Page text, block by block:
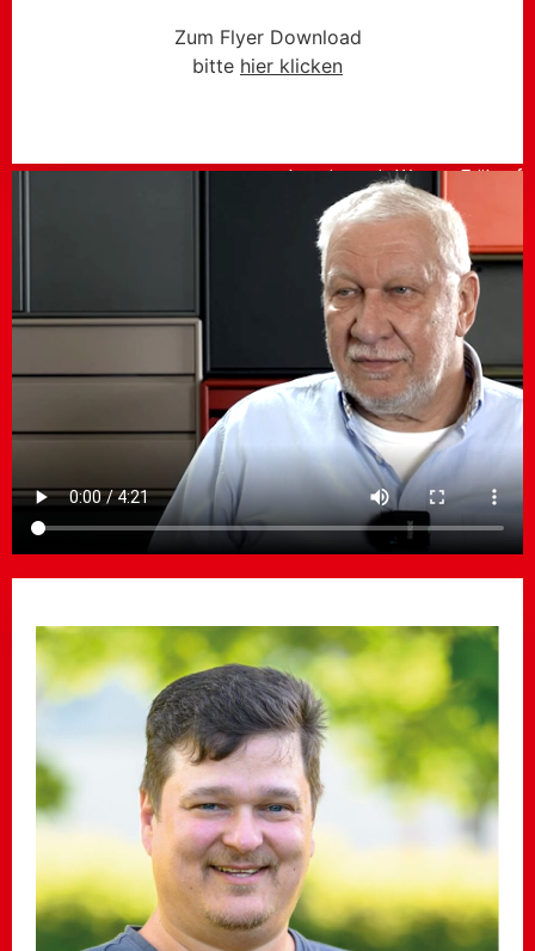
Zum Flyer Download
bitte hier klicken
Inerview mit Werner Frühauf